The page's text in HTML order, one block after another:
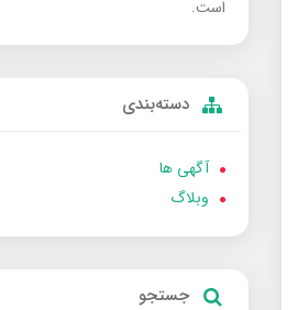
است.
دسته‌بندی
آگهی ها
وبلاگ
جستجو